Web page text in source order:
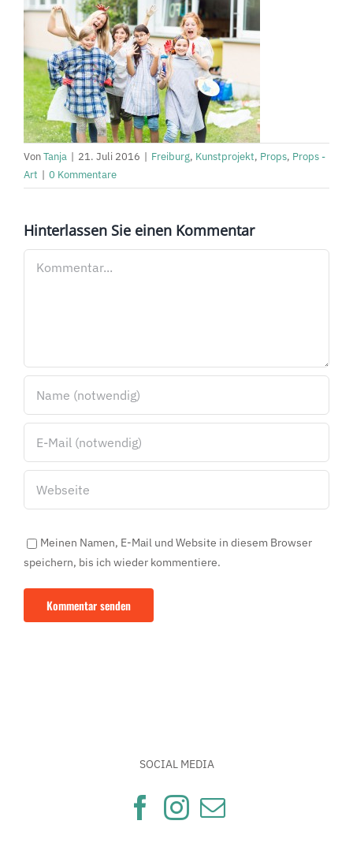
VonTanja | 21. Juli 2016 | Freiburg, Kunstprojekt, Props, Props -
Art | 0 Kommentare
Hinterlassen Sie einen Kommentar
Meinen Namen, E-Mail und Website in diesem Browser
speichern, bis ich wieder kommentiere.
SOCIAL MEDIA